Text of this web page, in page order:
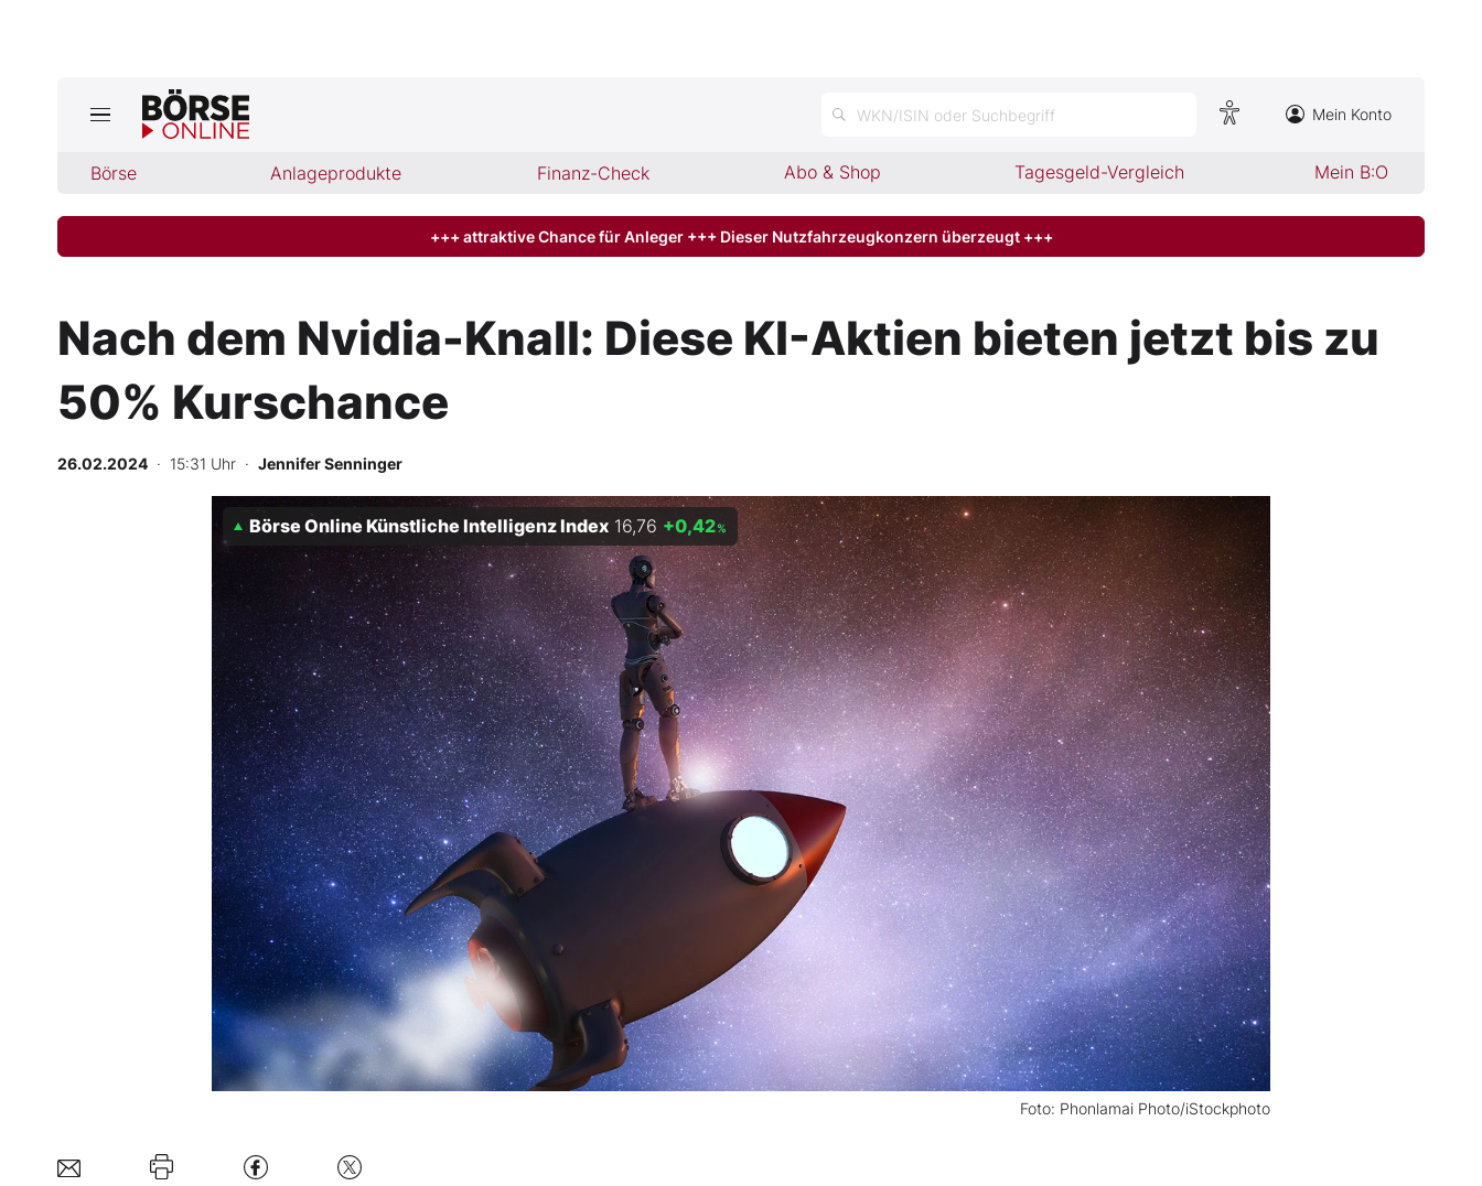
WKN/ISIN oder Suchbegriff Mein Konto
Börse Anlageprodukte Finanz-Check Abo & Shop Tagesgeld-Vergleich Mein B:O
Jetzt aktuelle Ausgabe BÖRSE ONLINE lesen
Finanz-Check
Abo & Shop
BO-Musterdepots
Experten
Mein B:O
Mein Konto
Folgen Sie uns
Kontakt
+++ attraktive Chance für Anleger +++ Dieser Nutzfahrzeugkonzern überzeugt +++
Nach dem Nvidia-Knall: Diese KI-Aktien bieten jetzt bis zu
50% Kurschance
26.02.2024 · 15:31 Uhr · Jennifer Senninger
Foto: Phonlamai Photo/iStockphoto
Börse Online Künstliche Intelligenz Index 16,76 +0,42%